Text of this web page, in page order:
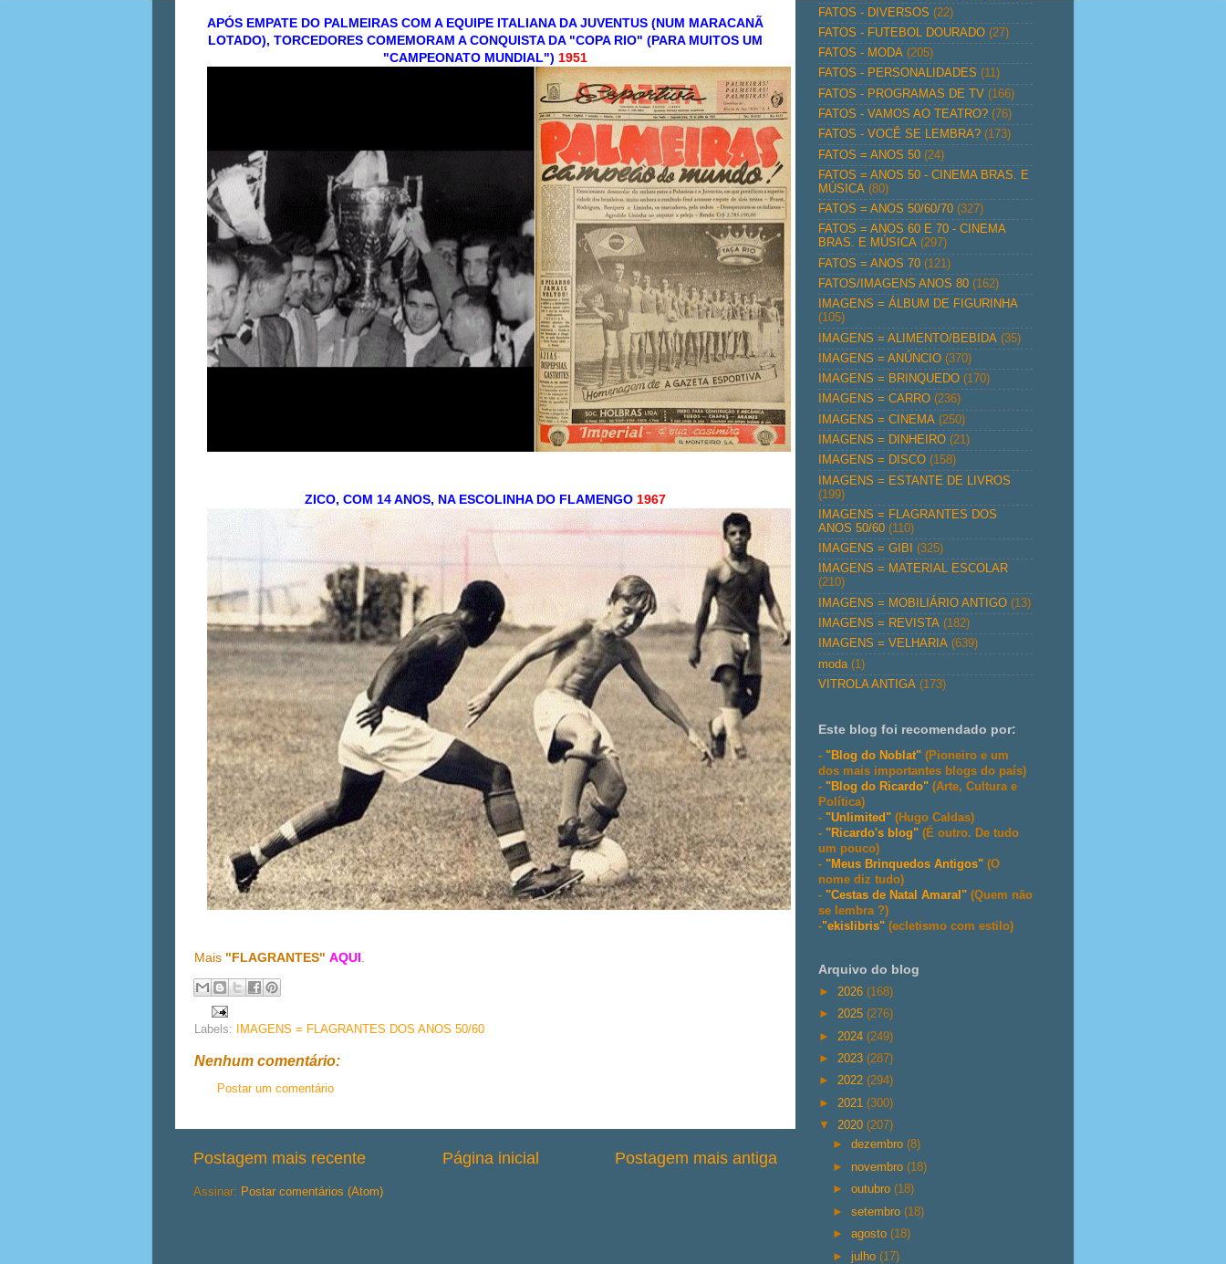
APÓS EMPATE DO PALMEIRAS COM A EQUIPE ITALIANA DA JUVENTUS (NUM MARACANÃ
LOTADO), TORCEDORES COMEMORAM A CONQUISTA DA "COPA RIO" (PARA MUITOS UM
"CAMPEONATO MUNDIAL") 1951
ZICO, COM 14 ANOS, NA ESCOLINHA DO FLAMENGO 1967
Mais "FLAGRANTES" AQUI.
Labels: IMAGENS = FLAGRANTES DOS ANOS 50/60
Nenhum comentário:
Postar um comentário
Postagem mais recente Postagem mais antiga
Página inicial
Assinar: Postar comentários (Atom)
FATOS - DIVERSOS (22)
FATOS - FUTEBOL DOURADO (27)
FATOS - MODA (205)
FATOS - PERSONALIDADES (11)
FATOS - PROGRAMAS DE TV (166)
FATOS - VAMOS AO TEATRO? (76)
FATOS - VOCÊ SE LEMBRA? (173)
FATOS = ANOS 50 (24)
FATOS = ANOS 50 - CINEMA BRAS. E
MÚSICA (80)
FATOS = ANOS 50/60/70 (327)
FATOS = ANOS 60 E 70 - CINEMA
BRAS. E MÚSICA (297)
FATOS = ANOS 70 (121)
FATOS/IMAGENS ANOS 80 (162)
IMAGENS = ÁLBUM DE FIGURINHA
(105)
IMAGENS = ALIMENTO/BEBIDA (35)
IMAGENS = ANÚNCIO (370)
IMAGENS = BRINQUEDO (170)
IMAGENS = CARRO (236)
IMAGENS = CINEMA (250)
IMAGENS = DINHEIRO (21)
IMAGENS = DISCO (158)
IMAGENS = ESTANTE DE LIVROS
(199)
IMAGENS = FLAGRANTES DOS
ANOS 50/60 (110)
IMAGENS = GIBI
(325)
IMAGENS = MATERIAL ESCOLAR
(210)
IMAGENS = MOBILIÁRIO ANTIGO (13)
IMAGENS = REVISTA (182)
IMAGENS = VELHARIA (639)
moda (1)
VITROLA ANTIGA (173)
Este blog foi recomendado por:
- "Blog do Noblat" (Pioneiro e um
dos mais importantes blogs do país)
- "Blog do Ricardo" (Arte, Cultura e
Política)
- "Unlimited" (Hugo Caldas)
- "Ricardo's blog" (É outro. De tudo
um pouco)
- "Meus Brinquedos Antigos" (O
nome diz tudo)
- "Cestas de Natal Amaral" (Quem não
se lembra ?)
-"ekislibris" (ecletismo com estilo)
Arquivo do blog
► 2026 (168)
► 2025 (276)
► 2024 (249)
► 2023 (287)
► 2022 (294)
► 2021 (300)
▼ 2020 (207)
►dezembro(8)
► novembro(18)
►outubro(18)
►setembro(18)
►agosto(18)
►julho(17)